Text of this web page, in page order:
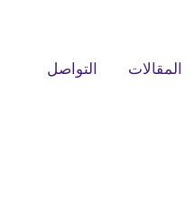
المقالات التواصل